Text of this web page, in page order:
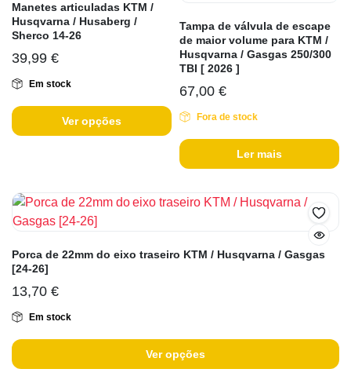
Manetes articuladas KTM /
Husqvarna / Husaberg /
Sherco 14-26
39,99 €
Em stock
Ver opções
Tampa de válvula de escape
de maior volume para KTM /
Husqvarna / Gasgas 250/300
TBI [ 2026 ]
67,00 €
Fora de stock
Ler mais
Porca de 22mm do eixo traseiro KTM / Husqvarna / Gasgas
[24-26]
13,70 €
Em stock
Ver opções